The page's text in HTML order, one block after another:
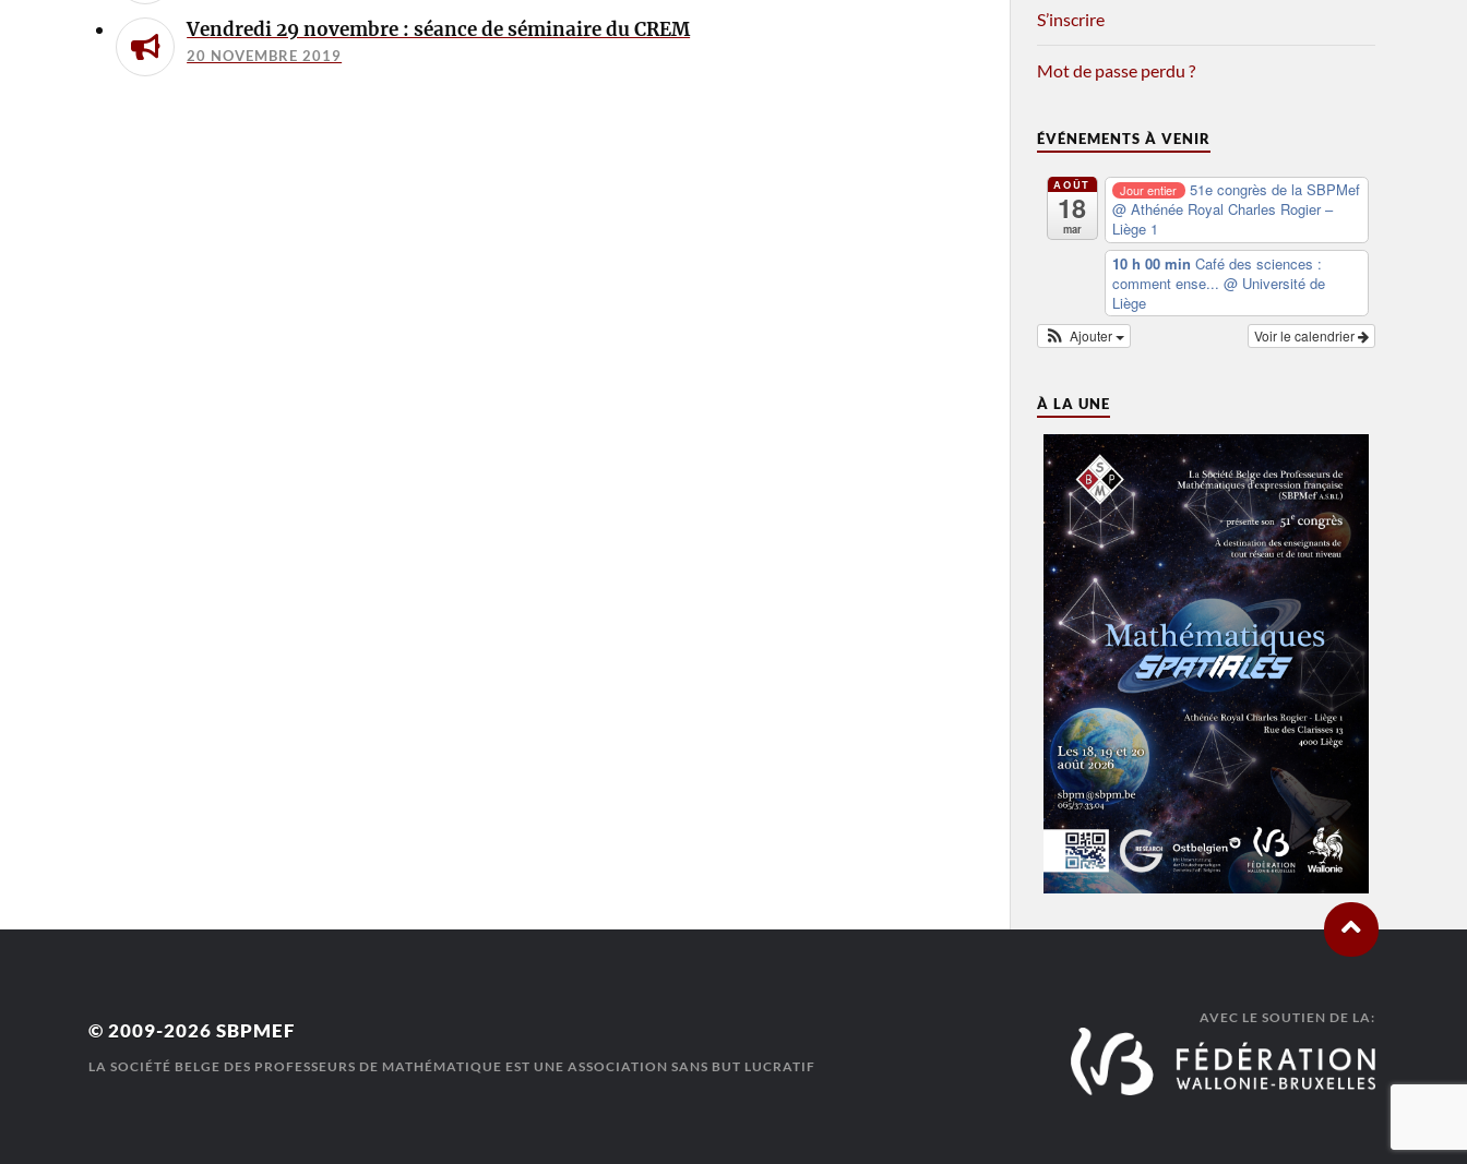
Vendredi 29 novembre : séance de séminaire du CREM
20 NOVEMBRE 2019
S’inscrire
Mot de passe perdu ?
ÉVÉNEMENTS À VENIR
AOÛT
18
mar
Jour entier
51e congrès de la SBPMef
@ Athénée Royal Charles Rogier –
Liège 1
10 h 00 min Café des sciences :
comment ense... @ Université de
Liège
Voir le calendrier
Ajouter
À LA UNE
© 2009-2026 SBPMEF
LA SOCIÉTÉ BELGE DES PROFESSEURS DE MATHÉMATIQUE EST UNE ASSOCIATION SANS BUT LUCRATIF
AVEC LE SOUTIEN DE LA: